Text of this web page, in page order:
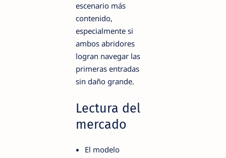
escenario más
contenido,
especialmente si
ambos abridores
logran navegar las
primeras entradas
sin daño grande.
Lectura del
mercado
El modelo